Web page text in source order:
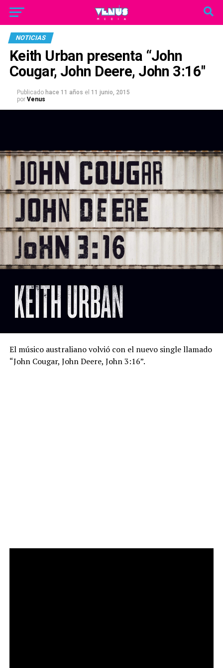
NOTICIAS
Keith Urban presenta “John
Cougar, John Deere, John 3:16″
Publicado hace 11 años el 11 junio, 2015
por Venus
El músico australiano volvió con el nuevo single llamado
“John Cougar, John Deere, John 3:16”.